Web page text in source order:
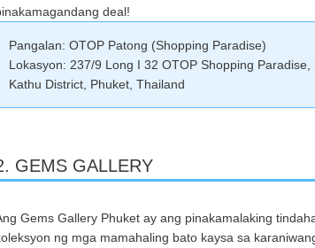
deal!
Pangalan: OTOP Patong (Shopping Paradise)
Lokasyon: 237/9 Long I 32 OTOP Shopping
Kathu District, Phuket, Thailand
GEMS GALLERY
Gems Gallery Phuket ay ang pinakamalaking
ng mga mamahaling bato kaysa sa